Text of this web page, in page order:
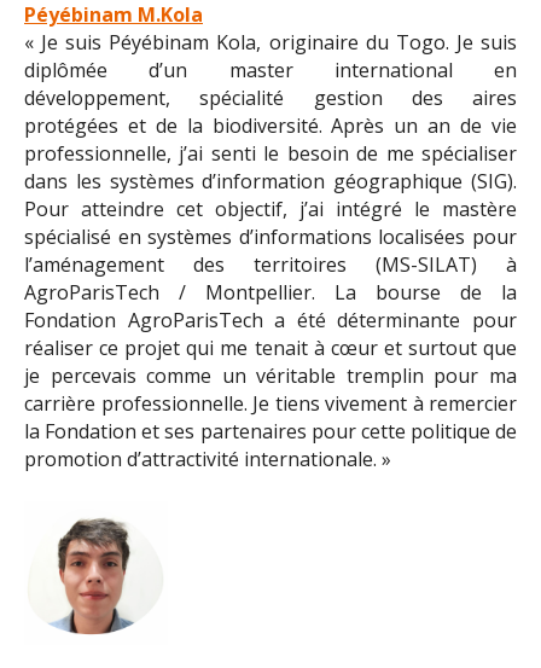
Péyébinam M.Kola
« Je suis Péyébinam Kola, originaire du Togo. Je suis
diplômée d’un master international en
développement, spécialité gestion des aires
protégées et de la biodiversité. Après un an de vie
professionnelle, j’ai senti le besoin de me spécialiser
dans les systèmes d’information géographique (SIG).
Pour atteindre cet objectif, j’ai intégré le mastère
spécialisé en systèmes d’informations localisées pour
l’aménagement des territoires (MS-SILAT) à
AgroParisTech / Montpellier. La bourse de la
Fondation AgroParisTech a été déterminante pour
réaliser ce projet qui me tenait à cœur et surtout que
je percevais comme un véritable tremplin pour ma
carrière professionnelle. Je tiens vivement à remercier
la Fondation et ses partenaires pour cette politique de
promotion d’attractivité internationale. »